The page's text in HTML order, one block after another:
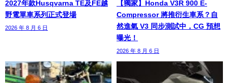
2027年款Husqvarna TE及FE越
野電單車系列正式登場
2026 年 8 月 6 日
【獨家】Honda V3R 900 E-
Compressor 將推衍生車系？自
然進氣 V3 同步測試中，CG 預想
曝光！
2026 年 8 月 6 日